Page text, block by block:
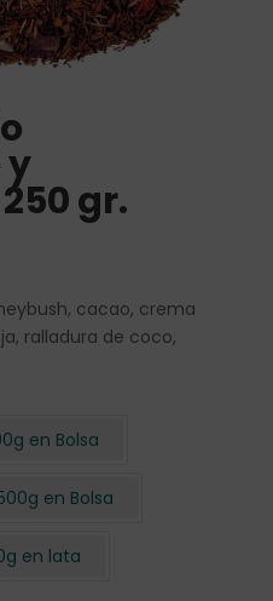
y
gr.
cacao, crema
ralladura de coco,
en Bolsa
en Bolsa
en lata